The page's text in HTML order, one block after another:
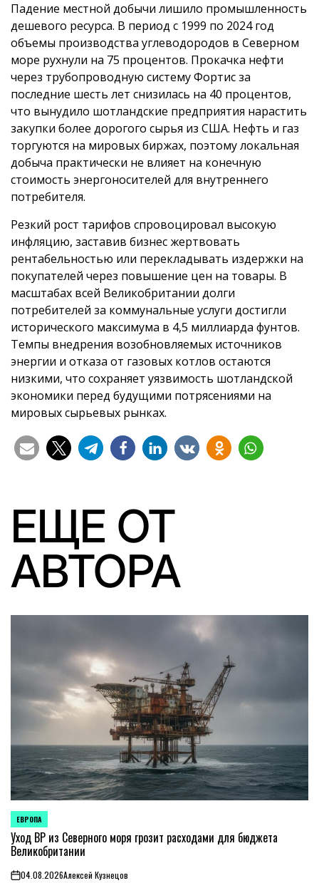
Падение местной добычи лишило промышленность
дешевого ресурса. В период с 1999 по 2024 год
объемы производства углеводородов в Северном
море рухнули на 75 процентов. Прокачка нефти
через трубопроводную систему Фортис за
последние шесть лет снизилась на 40 процентов,
что вынудило шотландские предприятия нарастить
закупки более дорогого сырья из США. Нефть и газ
торгуются на мировых биржах, поэтому локальная
добыча практически не влияет на конечную
стоимость энергоносителей для внутреннего
потребителя.
Резкий рост тарифов спровоцировал высокую
инфляцию, заставив бизнес жертвовать
рентабельностью или перекладывать издержки на
покупателей через повышение цен на товары. В
масштабах всей Великобритании долги
потребителей за коммунальные услуги достигли
исторического максимума в 4,5 миллиарда фунтов.
Темпы внедрения возобновляемых источников
энергии и отказа от газовых котлов остаются
низкими, что сохраняет уязвимость шотландской
экономики перед будущими потрясениями на
мировых сырьевых рынках.
ЕЩЕ ОТ
АВТОРА
ОПУБЛИКОВАНО
В
ЕВРОПА
Уход BP из Северного моря грозит расходами для бюджета
Великобритании
on04.08.2026Алексей Кузнецов